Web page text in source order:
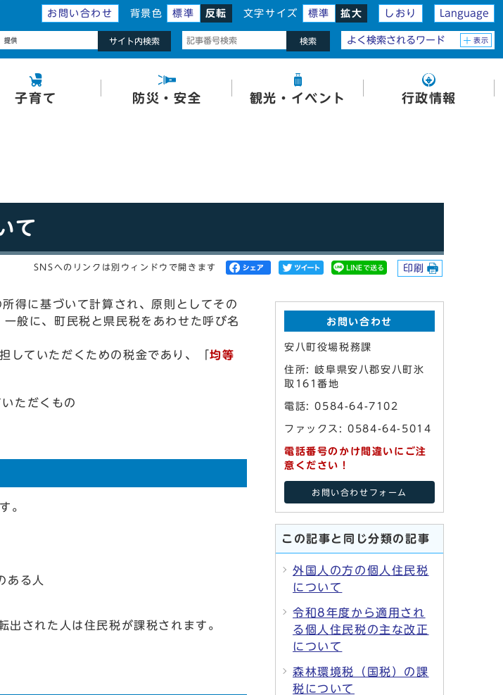
お問い合わせ 背景色 標準 反転 文字サイズ 標準 拡大 しおり Language
サイト内検索 検索 よく検索されるワード 表示
子育て 防災・安全 観光・イベント 行政情報
て
SNSへのリンクは別ウィンドウで開きます 印刷
得に基づいて計算され、原則としてその
般に、町民税と県民税をあわせた呼び名
していただくための税金であり、「均等
ただくもの
。
ある人
された人は住民税が課税されます。
お問い合わせ
安八町役場税務課
住所: 岐阜県安八郡安八町氷
取161番地
電話: 0584-64-7102
ファックス: 0584-64-5014
電話番号のかけ間違いにご注
意ください！
お問い合わせフォーム
この記事と同じ分類の記事
外国人の方の個人住民税
について
令和8年度から適用され
る個人住民税の主な改正
について
森林環境税（国税）の課
税について